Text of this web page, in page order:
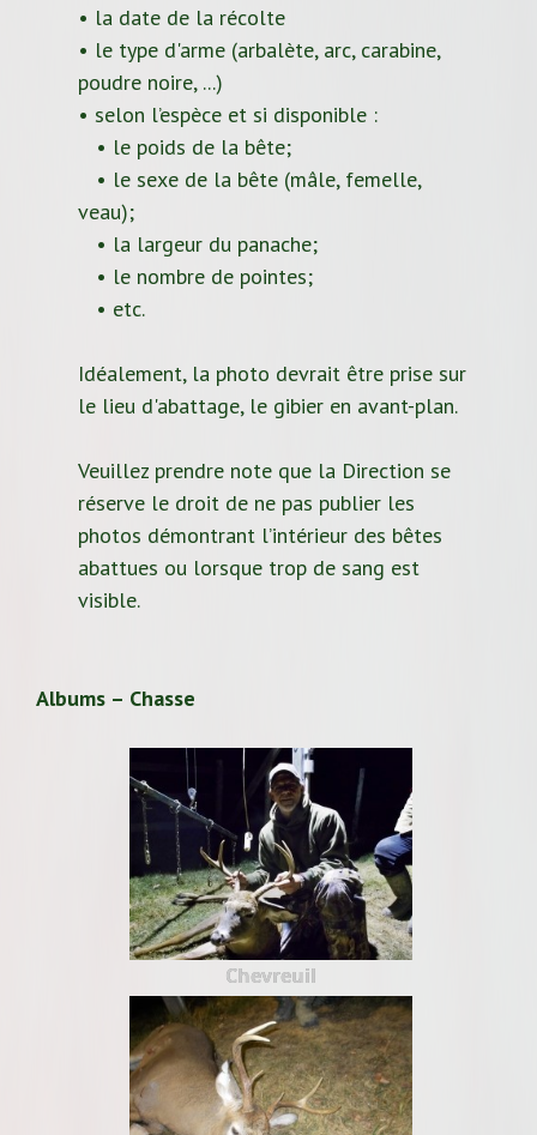
• la date de la récolte
• le type d'arme (arbalète, arc, carabine,
poudre noire, ...)
• selon l’espèce et si disponible :
• le poids de la bête;
• le sexe de la bête (mâle, femelle,
veau);
• la largeur du panache;
• le nombre de pointes;
• etc.
Idéalement, la photo devrait être prise sur
le lieu d'abattage, le gibier en avant-plan.
Veuillez prendre note que la Direction se
réserve le droit de ne pas publier les
photos démontrant l’intérieur des bêtes
abattues ou lorsque trop de sang est
visible.
Albums – Chasse
Chevreuil